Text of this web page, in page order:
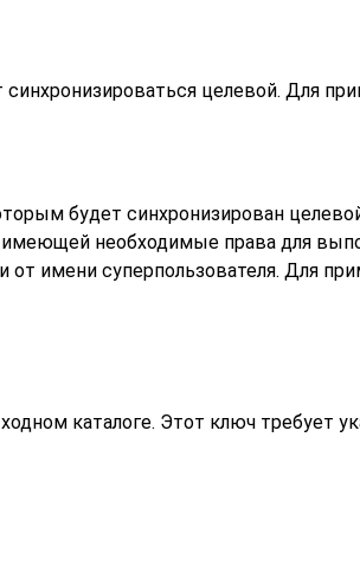
целевой. Для
будет синхронизирован
необходимые права для
от имени суперпользователя. Для
каталоге. Этот ключ требует